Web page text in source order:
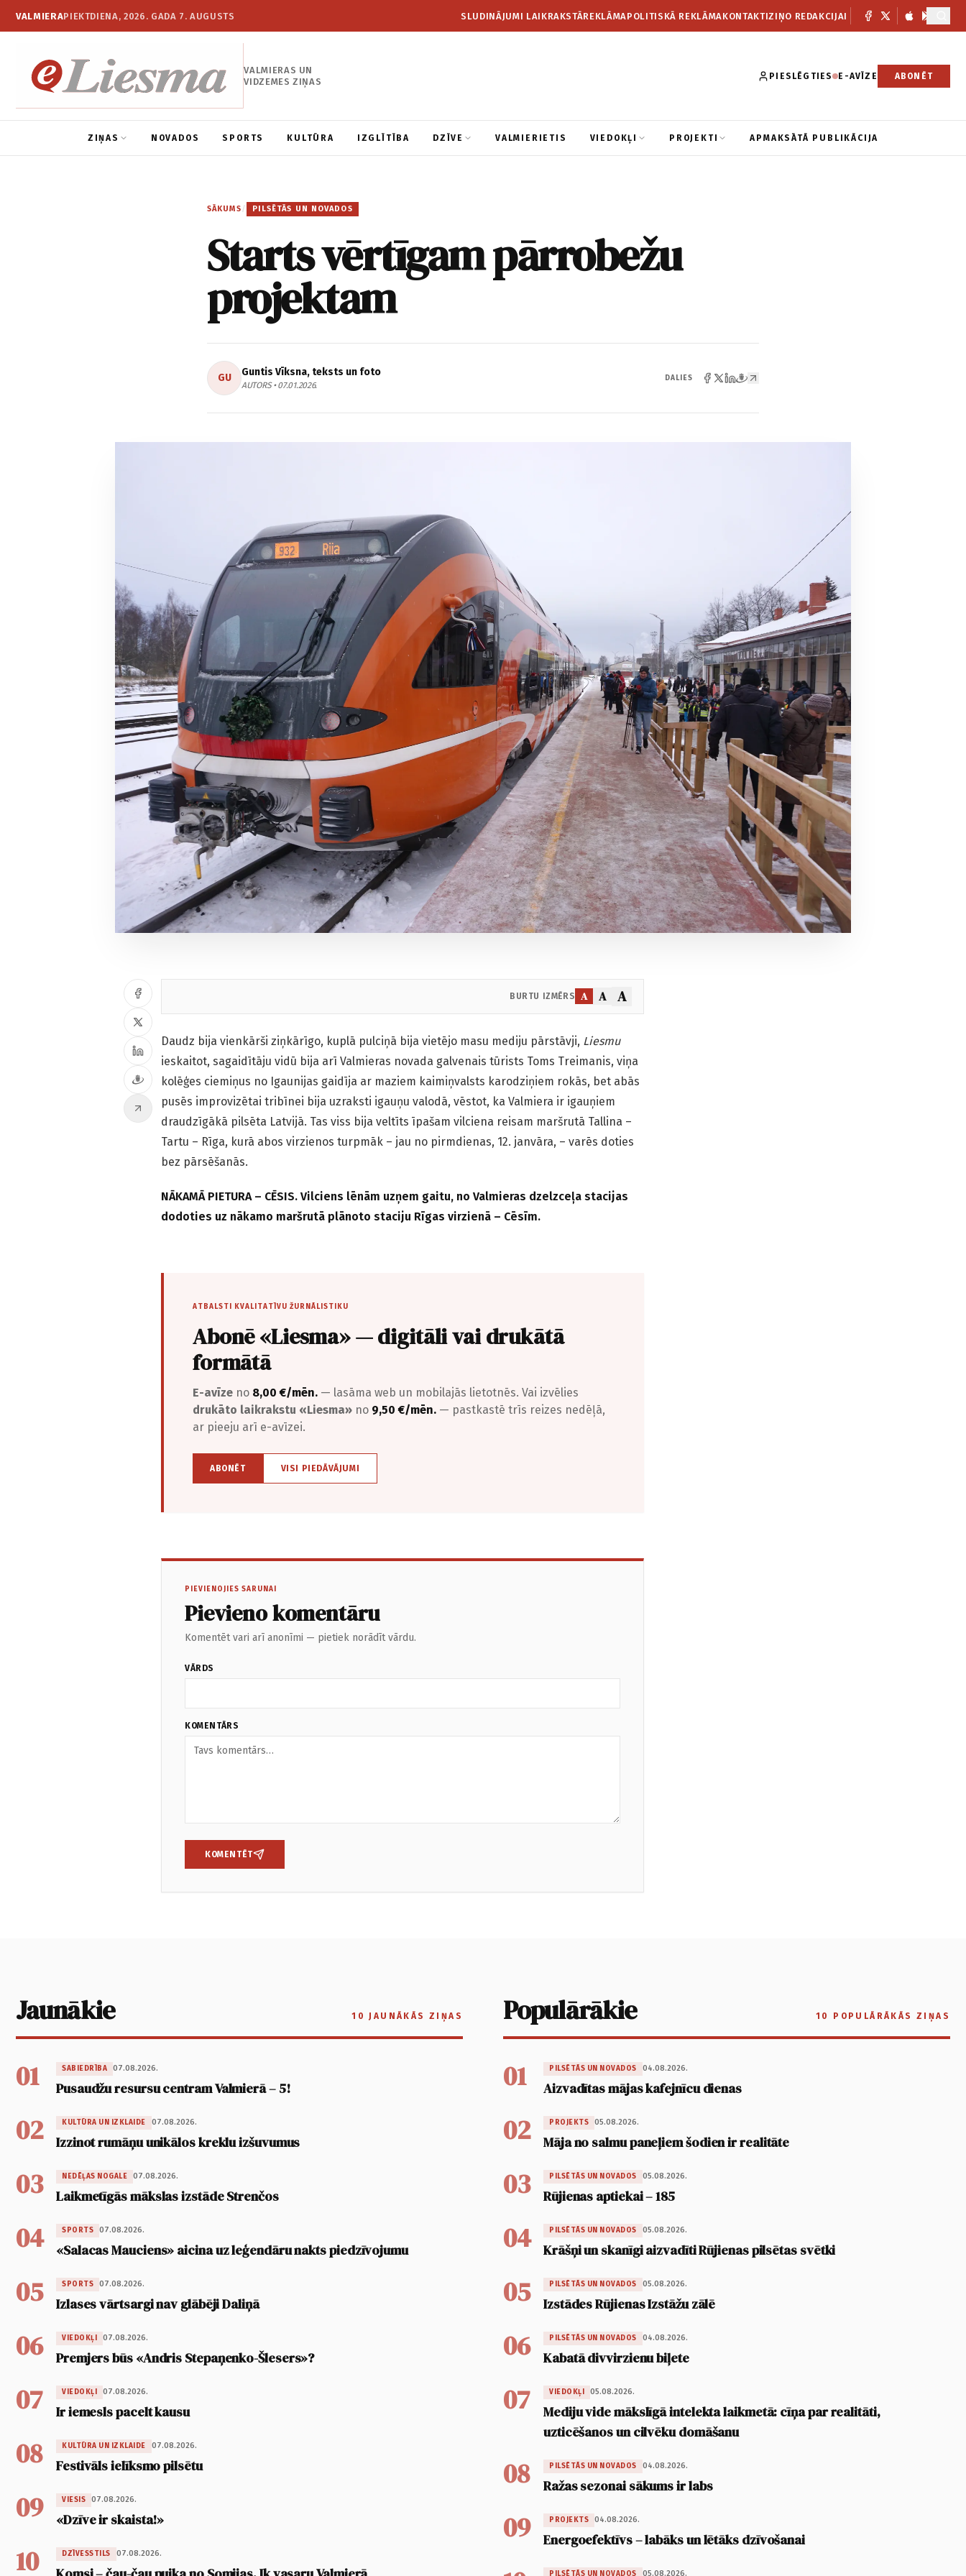
VALMIERAPIEKTDIENA, 2026. GADA 7. AUGUSTS SLUDINĀJUMI LAIKRAKSTĀREKLĀMAPOLITISKĀ REKLĀMAKONTAKTIZIŅO REDAKCIJAI
VALMIERAS UN
VIDZEMES ZIŅAS
PIESLĒGTIES E-AVĪZE ABONĒT
ZIŅAS NOVADOS SPORTS KULTŪRA IZGLĪTĪBA DZĪVE VALMIERIETIS VIEDOKĻI PROJEKTI APMAKSĀTĀ PUBLIKĀCIJA
SĀKUMS / PILSĒTĀS UN NOVADOS
Starts vērtīgam pārrobežu
projektam
GU Guntis Vīksna, teksts un foto
AUTORS • 07.01.2026.
DALIES
BURTU IZMĒRS A A A
Daudz bija vienkārši ziņkārīgo, kuplā pulciņā bija vietējo masu mediju pārstāvji, Liesmu
ieskaitot, sagaidītāju vidū bija arī Valmieras novada galvenais tūrists Toms Treimanis, viņa
kolēģes ciemiņus no Igaunijas gaidīja ar maziem kaimiņvalsts karodziņiem rokās, bet abās
pusēs improvizētai tribīnei bija uzraksti igauņu valodā, vēstot, ka Valmiera ir igauņiem
draudzīgākā pilsēta Latvijā. Tas viss bija veltīts īpašam vilciena reisam maršrutā Tallina –
Tartu – Rīga, kurā abos virzienos turpmāk – jau no pirmdienas, 12. janvāra, – varēs doties
bez pārsēšanās.
NĀKAMĀ PIETURA – CĒSIS. Vilciens lēnām uzņem gaitu, no Valmieras dzelzceļa stacijas
dodoties uz nākamo maršrutā plānoto staciju Rīgas virzienā – Cēsīm.
ATBALSTI KVALITATĪVU ŽURNĀLISTIKU
Abonē «Liesma» — digitāli vai drukātā
formātā
E-avīze no 8,00 €/mēn. — lasāma web un mobilajās lietotnēs. Vai izvēlies
drukāto laikrakstu «Liesma» no 9,50 €/mēn. — pastkastē trīs reizes nedēļā,
ar pieeju arī e-avīzei.
ABONĒT VISI PIEDĀVĀJUMI
PIEVIENOJIES SARUNAI
Pievieno komentāru
Komentēt vari arī anonīmi — pietiek norādīt vārdu.
VĀRDS
KOMENTĀRS
KOMENTĒT
Jaunākie 10 JAUNĀKĀS ZIŅAS
01 SABIEDRĪBA 07.08.2026.
Pusaudžu resursu centram Valmierā – 5!
02 KULTŪRA UN IZKLAIDE 07.08.2026.
Izzinot rumāņu unikālos kreklu izšuvumus
03 NEDĒĻAS NOGALE 07.08.2026.
Laikmetīgās mākslas izstāde Strenčos
04 SPORTS 07.08.2026.
«Salacas Mauciens» aicina uz leģendāru nakts piedzīvojumu
05 SPORTS 07.08.2026.
Izlases vārtsargi nav glābēji Daliņā
06 VIEDOKĻI 07.08.2026.
Premjers būs «Andris Stepaņenko-Šlesers»?
07 VIEDOKĻI 07.08.2026.
Ir iemesls pacelt kausu
08 KULTŪRA UN IZKLAIDE 07.08.2026.
Festivāls ielīksmo pilsētu
09 VIESIS 07.08.2026.
«Dzīve ir skaista!»
10 DZĪVESSTILS 07.08.2026.
Populārākie 10 POPULĀRĀKĀS ZIŅAS
01 PILSĒTĀS UN NOVADOS 04.08.2026.
Aizvadītas mājas kafejnīcu dienas
02 PROJEKTS 05.08.2026.
Māja no salmu paneļiem šodien ir realitāte
03 PILSĒTĀS UN NOVADOS 05.08.2026.
Rūjienas aptiekai – 185
04 PILSĒTĀS UN NOVADOS 05.08.2026.
Krāšņi un skanīgi aizvadīti Rūjienas pilsētas svētki
05 PILSĒTĀS UN NOVADOS 05.08.2026.
Izstādes Rūjienas Izstāžu zālē
06 PILSĒTĀS UN NOVADOS 04.08.2026.
Kabatā divvirzienu biļete
07 VIEDOKĻI 05.08.2026.
Mediju vide mākslīgā intelekta laikmetā: cīņa par realitāti,
uzticēšanos un cilvēku domāšanu
08 PILSĒTĀS UN NOVADOS 04.08.2026.
Ražas sezonai sākums ir labs
09 PROJEKTS 04.08.2026.
Energoefektīvs – labāks un lētāks dzīvošanai
PILSĒTĀS UN NOVADOS 05.08.2026.